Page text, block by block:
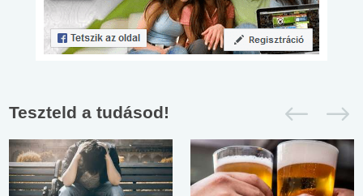
Teszteld a tudásod!